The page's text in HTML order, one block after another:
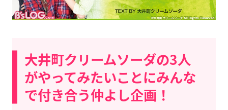
大井町クリームソーダの3人
がやってみたいことにみんな
で付き合う仲よし企画！